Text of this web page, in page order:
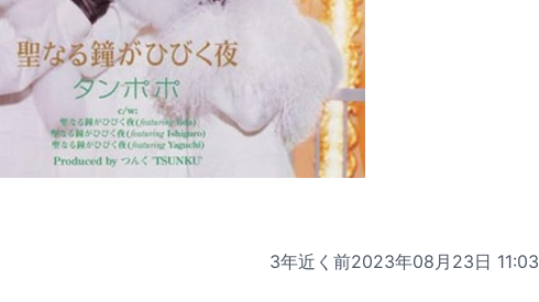
3年近く前2023年08月23日 11:03